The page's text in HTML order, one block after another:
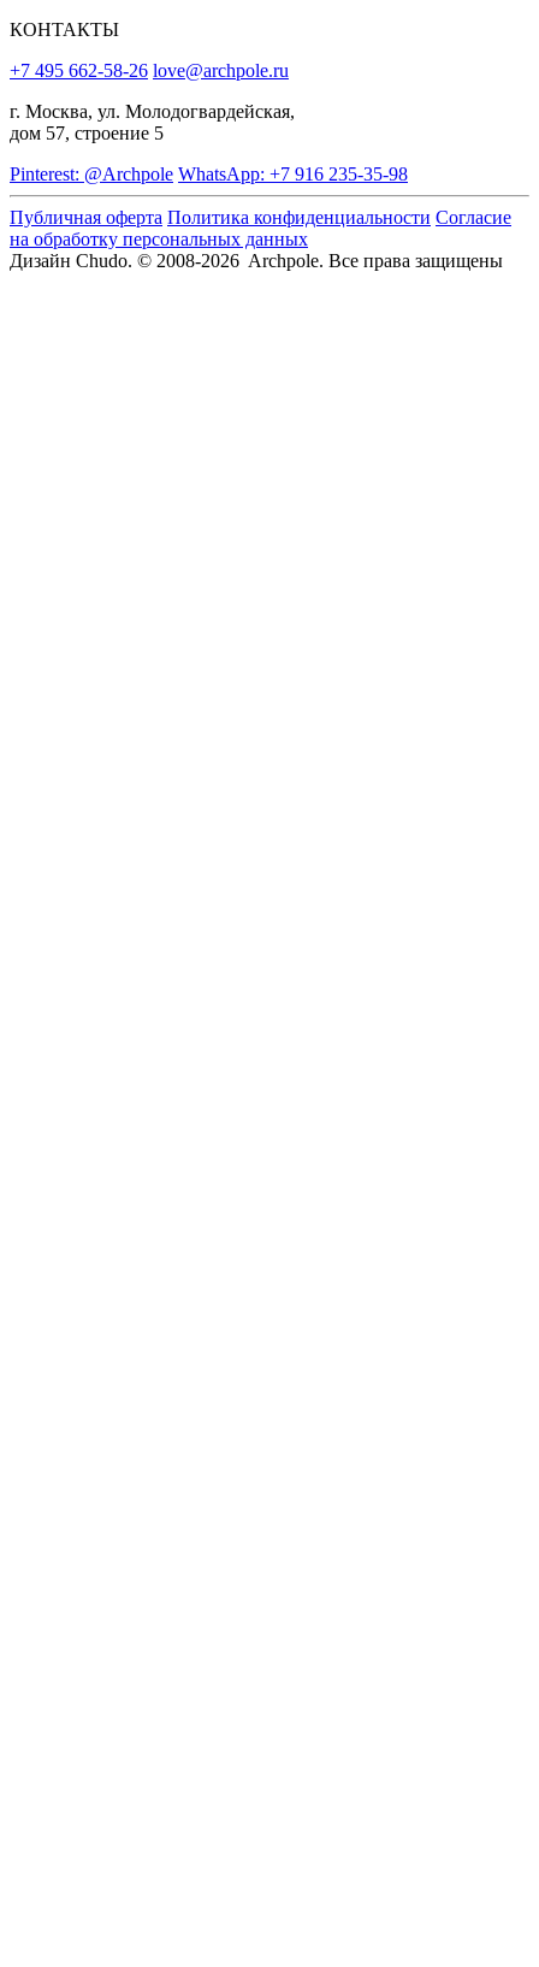
КОНТАКТЫ
+7 495 662-58-26 love@archpole.ru
г. Москва, ул. Молодогвардейская,
дом 57, строение 5
Pinterest: @Archpole WhatsApp: +7 916 235-35-98
Публичная оферта Политика конфиденциальности Согласие
на обработку персональных данных
Дизайн Chudo. © 2008-2026 Archpole. Все права защищены